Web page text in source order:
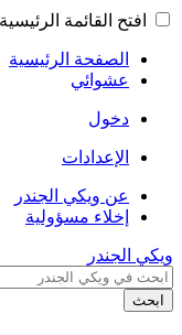
افتح القائمة الرئيسية
الصفحة الرئيسية
عشوائي
دخول
الإعدادات
عن ويكي الجندر
إخلاء مسؤولية
ويكي الجندر
ابحث